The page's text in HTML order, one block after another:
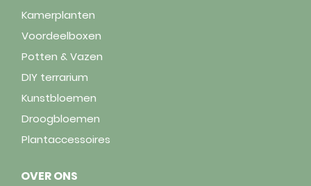
Kamerplanten
Voordeelboxen
Potten & Vazen
DIY terrarium
Kunstbloemen
Droogbloemen
Plantaccessoires
OVER ONS